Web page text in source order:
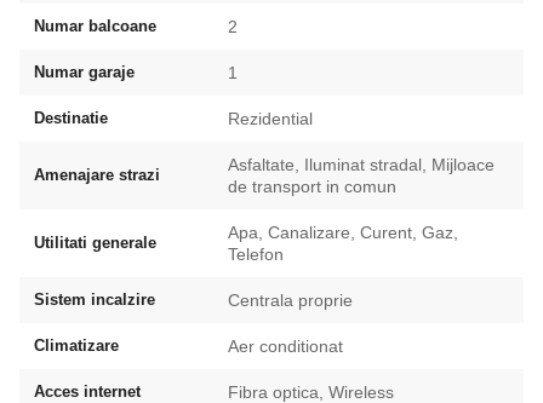
Numar balcoane 2
Numar garaje 1
Destinatie Rezidential
Amenajare strazi
Asfaltate, Iluminat stradal, Mijloace
de transport in comun
Utilitati generale
Apa, Canalizare, Curent, Gaz,
Telefon
Sistem incalzire Centrala proprie
Climatizare Aer conditionat
Acces internet Fibra optica, Wireless